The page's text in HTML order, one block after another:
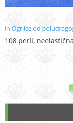
in Ogrlice od
108 perli,